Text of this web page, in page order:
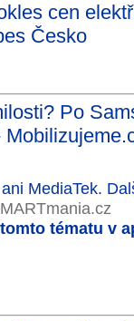
cen
Česko
Po
MediaTek.
tématu v